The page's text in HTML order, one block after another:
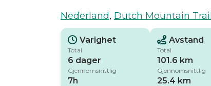
Nederland, Dutch Mountain Trail
Varighet
Total
6 dager
Gjennomsnittlig
7h
Avstand
Total
101.6 km
Gjennomsnittlig
25.4 km